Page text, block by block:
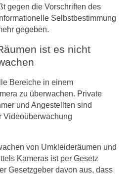
gegen die Vorschriften des
Selbstbestimmung
gegeben.
ist es nicht
Bereiche in einem
zu überwachen. Private
und Angestellten sind
Videoüberwachung
von Umkleideräumen und
Kameras ist per Gesetz
Gesetzgeber davon aus, dass